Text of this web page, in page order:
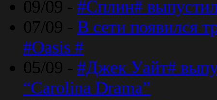
09/09 - #Сплин#
07/09 - В сети появился
#Oasis #
05/09 - #Джек Уайт#
“Carolina Drama”